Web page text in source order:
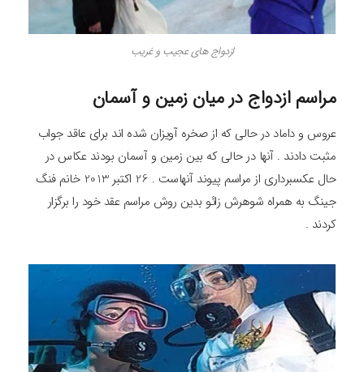
ازدواج های عجیب و غریب
مراسم ازدواج در میان زمین و آسمان
عروس و داماد در حالی که از صخره آویزان شده اند برای عاقد جواب
مثبت دادند . آنها در حالی که بین زمین و آسمان بودند عکاس در
حال عکسبرداری از مراسم پیوند آنهاست . 26 اکتبر 2013 خانم فنگ
جینگ به همراه شوهرش زائو بدین روش مراسم عقد خود را برگزار
کردند .